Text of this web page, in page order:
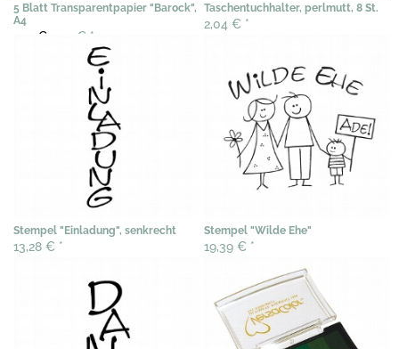
5 Blatt Transparentpapier "Barock",
A4
5,11 € 4,19 € *
Taschentuchhalter, perlmutt, 8 St.
2,04 € *
Stempel "Einladung", senkrecht
13,28 € *
Stempel "Wilde Ehe"
19,39 € *